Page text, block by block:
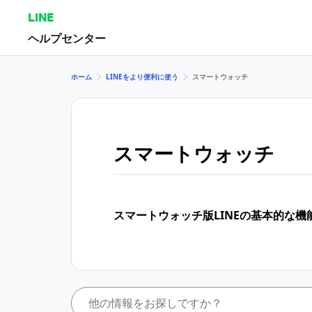
LINE
ヘルプセンター
ホーム LINEをより便利に使う スマートウォッチ
スマートウォッチ
スマートウォッチ版LINEの基本的な機